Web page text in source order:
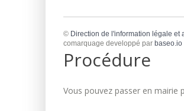
© Direction de l'information légale et
comarquage developpé par baseo.io
Procédure
Vous pouvez passer en mairie